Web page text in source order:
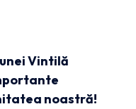
Vintilă
noastră!